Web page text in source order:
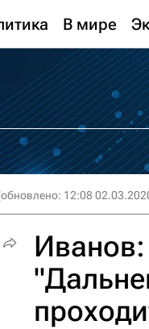
В мире
12:08
Иванов: